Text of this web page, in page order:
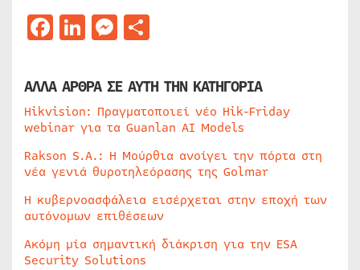
Facebook
LinkedIn
Messenger
ΑΛΛΑ ΑΡΘΡΑ ΣΕ ΑΥΤΗ ΤΗΝ ΚΑΤΗΓΟΡΙΑ
Hikvision: Πραγματοποιεί νέο Hik-Friday
webinar για τα Guanlan AI Models
Rakson S.A.: Η Μούρθια ανοίγει την πόρτα στη
νέα γενιά θυροτηλεόρασης της Golmar
Η κυβερνοασφάλεια εισέρχεται στην εποχή των
αυτόνομων επιθέσεων
Ακόμη μία σημαντική διάκριση για την ESA
Security Solutions